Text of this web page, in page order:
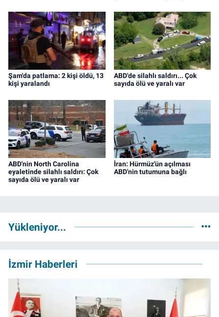
Şam'da patlama: 2 kişi öldü, 13
kişi yaralandı
ABD'de silahlı saldırı... Çok
sayıda ölü ve yaralı var
ABD'nin North Carolina
eyaletinde silahlı saldırı: Çok
sayıda ölü ve yaralı var
İran: Hürmüz'ün açılması
ABD'nin tutumuna bağlı
Yükleniyor...
İzmir Haberleri